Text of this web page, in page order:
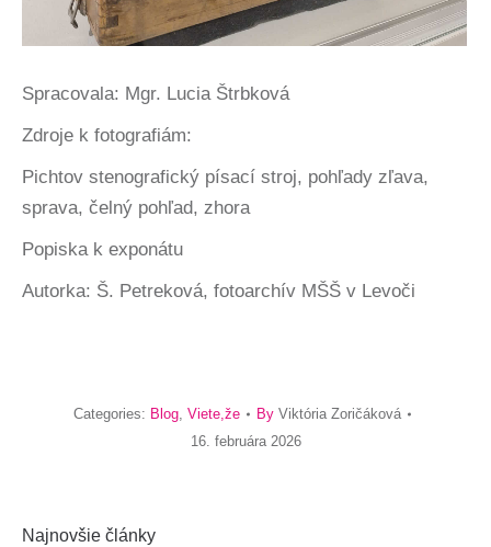
Spracovala: Mgr. Lucia Štrbková
Zdroje k fotografiám:
Pichtov stenografický písací stroj, pohľady zľava,
sprava, čelný pohľad, zhora
Popiska k exponátu
Autorka: Š. Petreková, fotoarchív MŠŠ v Levoči
Categories: Blog, Viete,že By Viktória Zoričáková
16. februára 2026
Najnovšie články